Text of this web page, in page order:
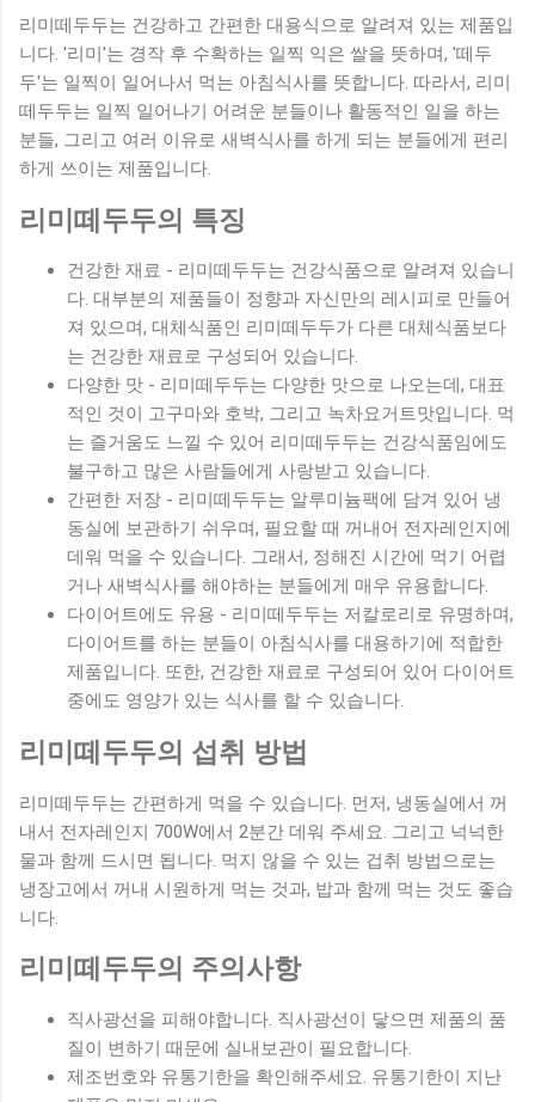
태블릿 거치형 저소음 블루투스 키보드, BK-500SB, 일반형, 블
랙 유니콘 멀티페어링 스마트폰 태...
리미떼두두는 건강하고 간편한 대용식으로 알려져 있는 제품입
니다. '리미'는 경작 후 수확하는 일찍 익은 쌀을 뜻하며, '떼두
두'는 일찍이 일어나서 먹는 아침식사를 뜻합니다. 따라서, 리미
떼두두는 일찍 일어나기 어려운 분들이나 활동적인 일을 하는
분들, 그리고 여러 이유로 새벽식사를 하게 되는 분들에게 편리
하게 쓰이는 제품입니다.
리미떼두두의 특징
건강한 재료 - 리미떼두두는 건강식품으로 알려져 있습니
다. 대부분의 제품들이 정향과 자신만의 레시피로 만들어
져 있으며, 대체식품인 리미떼두두가 다른 대체식품보다
는 건강한 재료로 구성되어 있습니다.
다양한 맛 - 리미떼두두는 다양한 맛으로 나오는데, 대표
적인 것이 고구마와 호박, 그리고 녹차요거트맛입니다. 먹
는 즐거움도 느낄 수 있어 리미떼두두는 건강식품임에도
불구하고 많은 사람들에게 사랑받고 있습니다.
간편한 저장 - 리미떼두두는 알루미늄팩에 담겨 있어 냉
동실에 보관하기 쉬우며, 필요할 때 꺼내어 전자레인지에
데워 먹을 수 있습니다. 그래서, 정해진 시간에 먹기 어렵
거나 새벽식사를 해야하는 분들에게 매우 유용합니다.
다이어트에도 유용 - 리미떼두두는 저칼로리로 유명하며,
다이어트를 하는 분들이 아침식사를 대용하기에 적합한
제품입니다. 또한, 건강한 재료로 구성되어 있어 다이어트
중에도 영양가 있는 식사를 할 수 있습니다.
리미떼두두의 섭취 방법
리미떼두두는 간편하게 먹을 수 있습니다. 먼저, 냉동실에서 꺼
내서 전자레인지 700W에서 2분간 데워 주세요. 그리고 넉넉한
물과 함께 드시면 됩니다. 먹지 않을 수 있는 겁취 방법으로는
냉장고에서 꺼내 시원하게 먹는 것과, 밥과 함께 먹는 것도 좋습
니다.
리미떼두두의 주의사항
직사광선을 피해야합니다. 직사광선이 닿으면 제품의 품
질이 변하기 때문에 실내보관이 필요합니다.
제조번호와 유통기한을 확인해주세요. 유통기한이 지난